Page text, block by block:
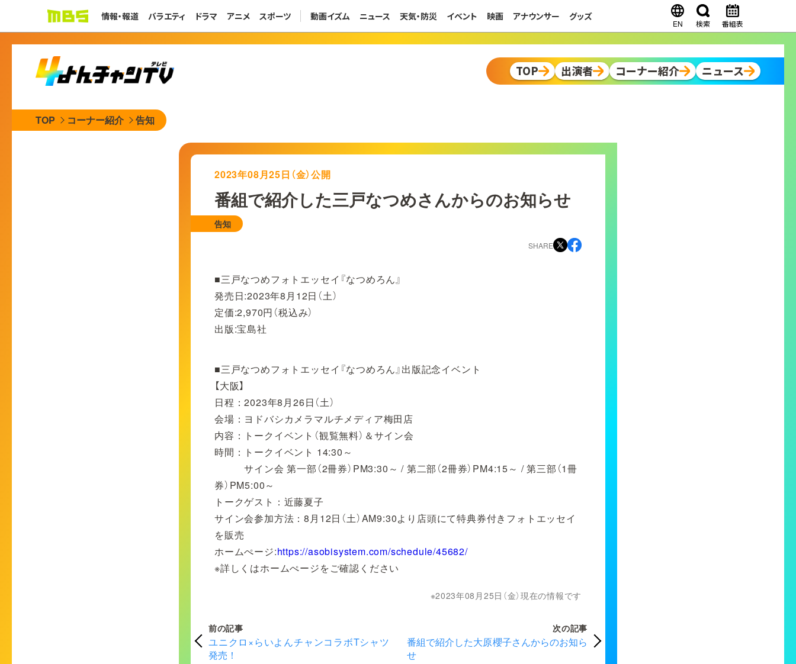
情報・報道 バラエティ ドラマ アニメ スポーツ 動画イズム ニュース 天気・防災 イベント 映画 アナウンサー グッズ
EN 検索 番組表
TOP 出演者 コーナー紹介 ニュース
TOP コーナー紹介 告知
2023年08月25日（金）公開
番組で紹介した三戸なつめさんからのお知らせ
告知
SHARE
■三戸なつめフォトエッセイ『なつめろん』
発売日:2023年8月12日（土）
定価:2,970円（税込み）
出版:宝島社
■三戸なつめフォトエッセイ『なつめろん』出版記念イベント
【大阪】
日程：2023年8月26日（土）
会場：ヨドバシカメラマルチメディア梅田店
内容：トークイベント（観覧無料）＆サイン会
時間：トークイベント 14:30～
サイン会 第一部（2冊券）PM3:30～ / 第二部（2冊券）PM4:15～ / 第三部（1冊
券）PM5:00～
トークゲスト：近藤夏子
サイン会参加方法：8月12日（土）AM9:30より店頭にて特典券付きフォトエッセイ
を販売
ホームぺージ:https://asobisystem.com/schedule/45682/
※詳しくはホームぺージをご確認ください
2023年08月25日（金）現在の情報です
前の記事
ユニクロ×らいよんチャンコラボTシャツ
発売！
次の記事
番組で紹介した大原櫻子さんからのお知ら
せ